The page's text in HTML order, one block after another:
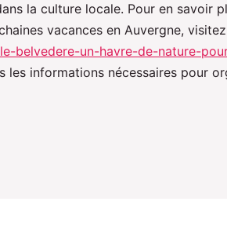
la culture locale. Pour en savoir
vacances en Auvergne,
belvedere-un-havre-de-nature-
les informations nécessaires pour